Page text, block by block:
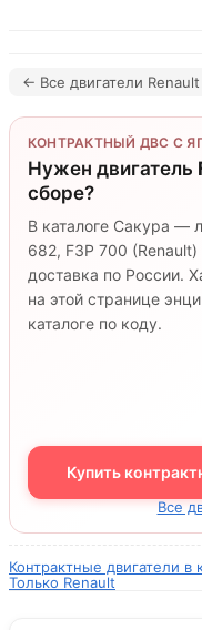
← Все двигатели Renault
КОНТРАКТНЫЙ ДВС С
Нужен двигатель
сборе?
В каталоге Сакура —
682, F3P 700
доставка по России.
на этой странице
каталоге по коду.
Купить
Все
Контрактные двигатели
Только Renault